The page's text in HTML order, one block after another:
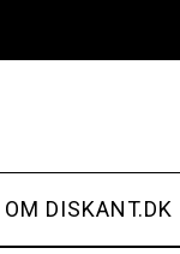
OM DISKANT.DK